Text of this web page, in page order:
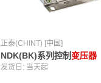
正泰(CHINT) [中国]
NDK(BK)系列控制 变压器
发货日: 当天起